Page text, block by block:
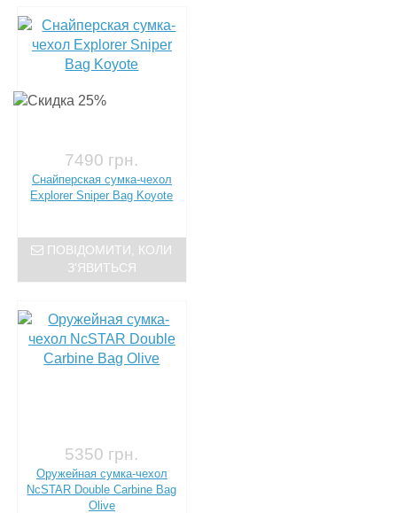
7490 грн.
Снайперская сумка-чехол
Explorer Sniper Bag Koyote
ПОВІДОМИТИ, КОЛИ
З'ЯВИТЬСЯ
5350 грн.
Оружейная сумка-чехол
NcSTAR Double Carbine Bag
Olive